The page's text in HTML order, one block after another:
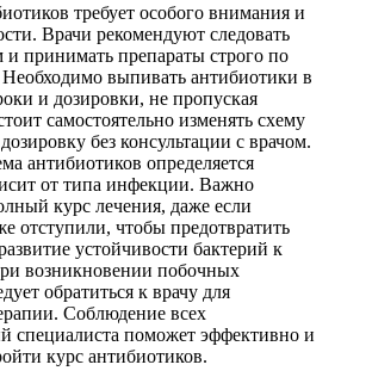
требует особого внимания и
Врачи рекомендуют следовать
и принимать препараты строго по
выпивать антибиотики в
и дозировки, не пропуская
самостоятельно изменять схему
без консультации с врачом.
антибиотиков определяется
от типа инфекции. Важно
курс лечения, даже если
отступили, чтобы предотвратить
устойчивости бактерий к
возникновении побочных
обратиться к врачу для
Соблюдение всех
специалиста поможет эффективно и
курс антибиотиков.